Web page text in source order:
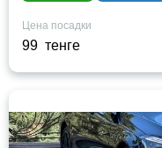
Цена посадки
99 тенге